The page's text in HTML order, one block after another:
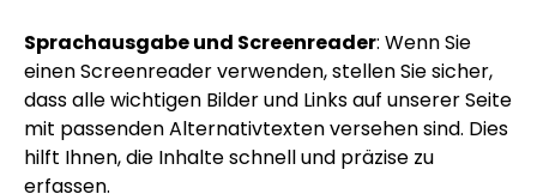
Sprachausgabe und Screenreader: Wenn Sie
einen Screenreader verwenden, stellen Sie sicher,
dass alle wichtigen Bilder und Links auf unserer Seite
mit passenden Alternativtexten versehen sind. Dies
hilft Ihnen, die Inhalte schnell und präzise zu
erfassen.